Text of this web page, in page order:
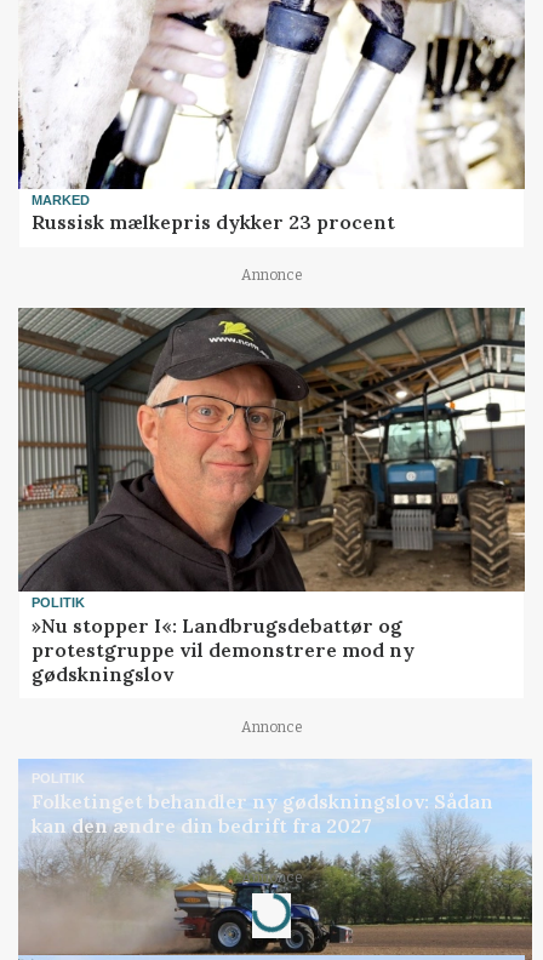
MARKED
Russisk mælkepris dykker 23 procent
Annonce
POLITIK
»Nu stopper I«: Landbrugsdebattør og
protestgruppe vil demonstrere mod ny
gødskningslov
Annonce
POLITIK
Folketinget behandler ny gødskningslov: Sådan
kan den ændre din bedrift fra 2027
Annonce
Loading...